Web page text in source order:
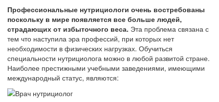
Профессиональные нутрициологи очень востребованы
поскольку в мире появляется все больше людей,
страдающих от избыточного веса. Эта проблема связана с
тем что наступила эра профессий, при которых нет
необходимости в физических нагрузках. Обучиться
специальности нутрициолога можно в любой развитой стране.
Наиболее престижными учебными заведениями, имеющими
международный статус, являются: